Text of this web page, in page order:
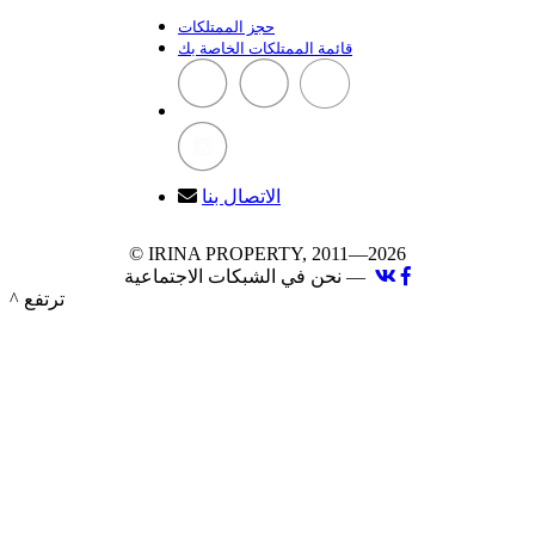
حجز الممتلكات
قائمة الممتلكات الخاصة بك
الاتصال بنا
© IRINA PROPERTY, 2011—2026
نحن في الشبكات الاجتماعية —
^ ترتفع